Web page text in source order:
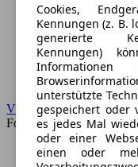
VW
Forum
Cookies,
Kennungen (z. B.
generierte
Kennungen)
unterstützte
gespeichert oder
es jedes Mal
oder einer
einen oder